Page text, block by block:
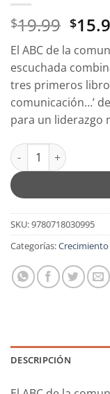
$19.99 El
era:
$
El ABC de la
escuchada
tres primeros
comunicación…’
para un liderazgo
El ABC de la
SKU:9780718030995
Categorías:
DESCRIPCIÓN